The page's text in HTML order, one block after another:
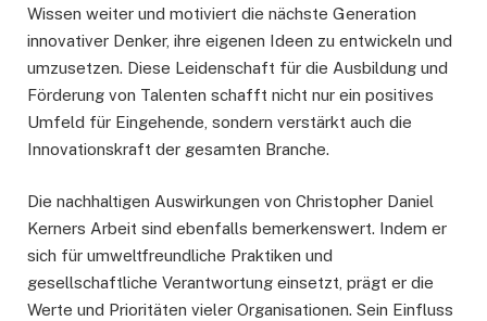
Wissen weiter und motiviert die nächste Generation
innovativer Denker, ihre eigenen Ideen zu entwickeln und
umzusetzen. Diese Leidenschaft für die Ausbildung und
Förderung von Talenten schafft nicht nur ein positives
Umfeld für Eingehende, sondern verstärkt auch die
Innovationskraft der gesamten Branche.
Die nachhaltigen Auswirkungen von Christopher Daniel
Kerners Arbeit sind ebenfalls bemerkenswert. Indem er
sich für umweltfreundliche Praktiken und
gesellschaftliche Verantwortung einsetzt, prägt er die
Werte und Prioritäten vieler Organisationen. Sein Einfluss